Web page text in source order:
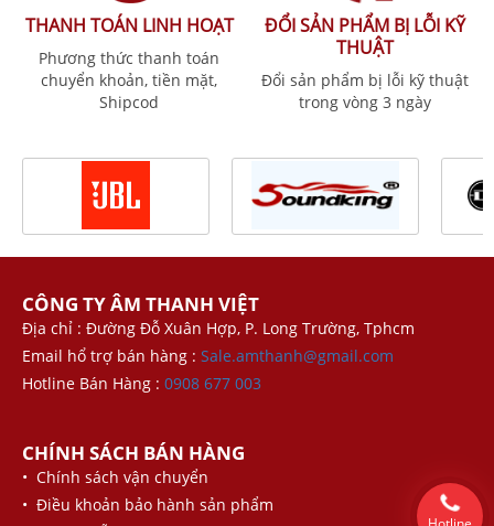
THANH TOÁN LINH HOẠT
Phương thức thanh toán
chuyển khoản, tiền mặt,
Shipcod
ĐỔI SẢN PHẨM BỊ LỖI KỸ
THUẬT
Đổi sản phẩm bị lỗi kỹ thuật
trong vòng 3 ngày
CÔNG TY ÂM THANH VIỆT
Địa chỉ : Đường Đỗ Xuân Hợp, P. Long Trường, Tphcm
Email hổ trợ bán hàng : Sale.amthanh@gmail.com
Hotline Bán Hàng : 0908 677 003
CHÍNH SÁCH BÁN HÀNG
• Chính sách vận chuyển
• Điều khoản bảo hành sản phẩm